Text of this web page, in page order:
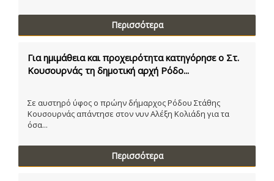
Περισσότερα
Για ημιμάθεια και προχειρότητα κατηγόρησε ο Στ.
Κουσουρνάς τη δημοτική αρχή Ρόδο...
Σε αυστηρό ύφος ο πρώην δήμαρχος Ρόδου Στάθης
Κουσουρνάς απάντησε στον νυν Αλέξη Κολιάδη για τα
όσα...
Περισσότερα